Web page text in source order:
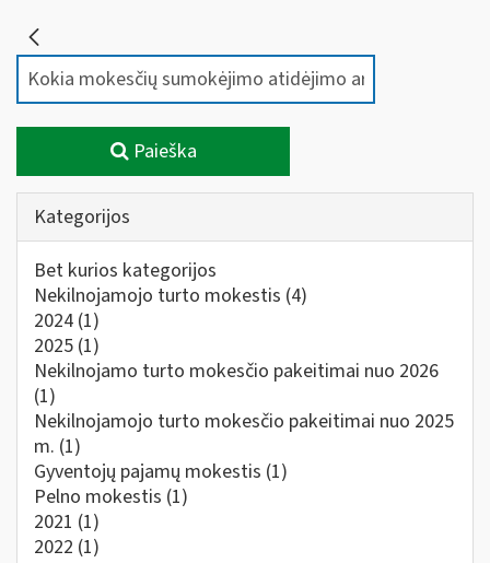
Paieška
Kategorijos
Bet kurios kategorijos
Nekilnojamojo turto mokestis (4)
2024 (1)
2025 (1)
Nekilnojamo turto mokesčio pakeitimai nuo 2026
(1)
Nekilnojamojo turto mokesčio pakeitimai nuo 2025
m. (1)
Gyventojų pajamų mokestis (1)
Pelno mokestis (1)
2021 (1)
2022 (1)